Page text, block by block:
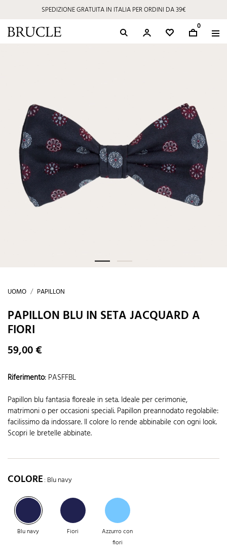
SPEDIZIONE GRATUITA IN ITALIA PER ORDINI DA 39€
0
UOMO PAPILLON
PAPILLON BLU IN SETA JACQUARD A
FIORI
59,00 €
Riferimento: PASFFBL
Papillon blu fantasia floreale in seta. Ideale per cerimonie,
matrimoni o per occasioni speciali. Papillon preannodato regolabile:
facilissimo da indossare. Il colore lo rende abbinabile con ogni look.
Scopri le bretelle abbinate.
COLORE: Blu navy
Blu navy Fiori
Azzurro con
fiori